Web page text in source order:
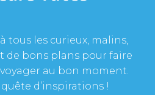
tous les curieux, malins,
de bons plans pour faire
au bon moment.
d’inspirations !